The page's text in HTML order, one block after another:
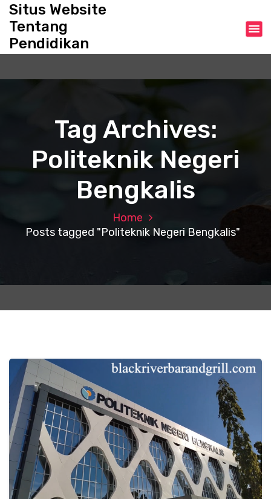
Situs Website
Tentang
Pendidikan
Tag Archives:
Politeknik Negeri
Bengkalis
Home
Posts tagged "Politeknik Negeri Bengkalis"